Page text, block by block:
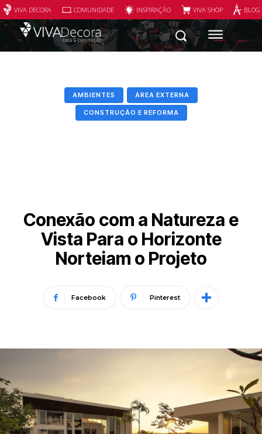
VIVA DECORA COMUNIDADE INSPIRAÇÃO VIVA SHOP
AMBIENTES ÁREA EXTERNA
CONSTRUÇÃO E REFORMA
Conexão com a Natureza e
Vista Para o Horizonte
Norteiam o Projeto
Facebook Pinterest